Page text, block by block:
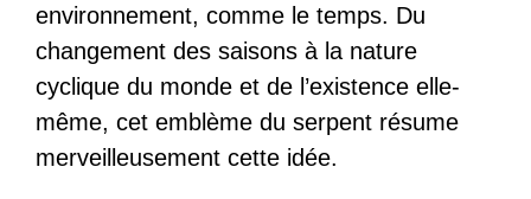
environnement, comme le temps. Du
changement des saisons à la nature
cyclique du monde et de l’existence elle-
même, cet emblème du serpent résume
merveilleusement cette idée.